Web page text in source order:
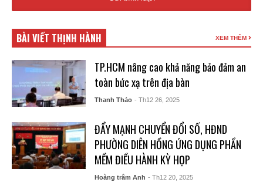
BÀI VIẾT THỊNH HÀNH XEM THÊM
TP.HCM nâng cao khả năng bảo đảm an
toàn bức xạ trên địa bàn
Thanh Thảo - Th12 26, 2025
ĐẨY MẠNH CHUYỂN ĐỔI SỐ, HĐND
PHƯỜNG DIÊN HỒNG ỨNG DỤNG PHẦN
MỀM ĐIỀU HÀNH KỲ HỌP
Hoàng trâm Anh - Th12 20, 2025